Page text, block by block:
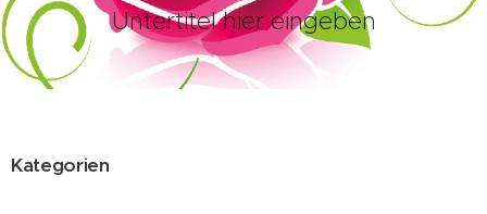
Untertitel hier eingeben
Kategorien